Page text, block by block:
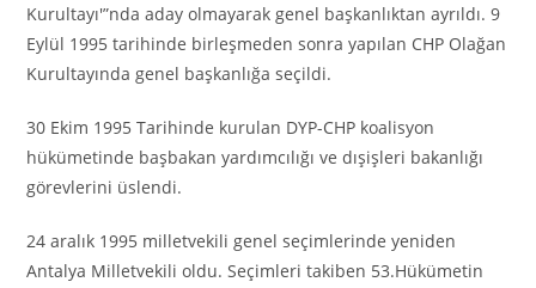
Kurultayı'”nda aday olmayarak genel başkanlıktan ayrıldı. 9
Eylül 1995 tarihinde birleşmeden sonra yapılan CHP Olağan
Kurultayında genel başkanlığa seçildi.
30 Ekim 1995 Tarihinde kurulan DYP-CHP koalisyon
hükümetinde başbakan yardımcılığı ve dışişleri bakanlığı
görevlerini üslendi.
24 aralık 1995 milletvekili genel seçimlerinde yeniden
Antalya Milletvekili oldu. Seçimleri takiben 53.Hükümetin